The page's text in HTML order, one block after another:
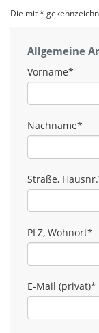
Die mit *
Allgemeine
Vorname*
Nachname*
Straße, Hausnr.
PLZ, Wohnort*
E-Mail (privat)*